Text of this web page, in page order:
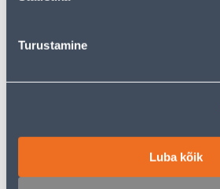
Turustamine
Luba kõik
2.00 €